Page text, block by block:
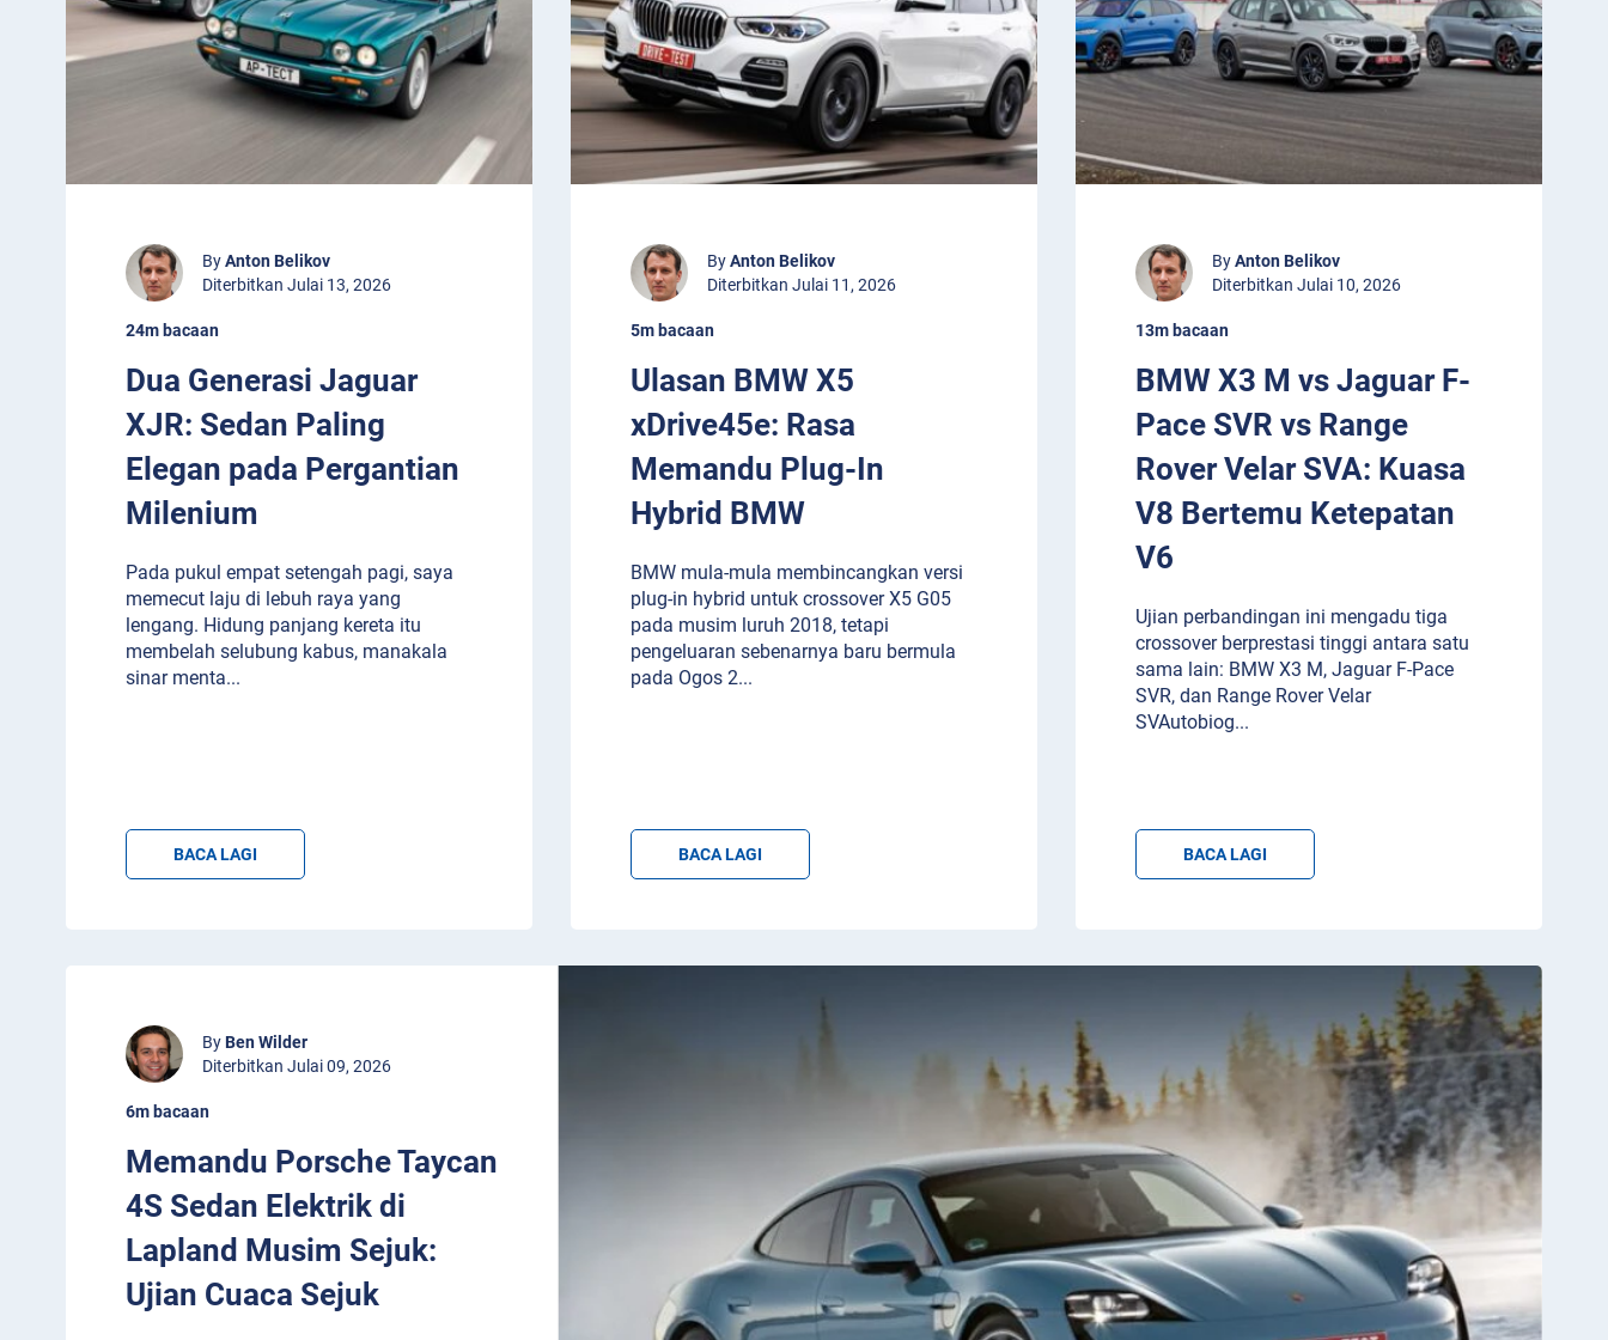
ByAnton Belikov
Diterbitkan Julai 13, 2026
24m bacaan
Dua Generasi Jaguar
XJR: Sedan Paling
Elegan pada Pergantian
Milenium
Pada pukul empat setengah pagi, saya
memecut laju di lebuh raya yang
lengang. Hidung panjang kereta itu
membelah selubung kabus, manakala
sinar menta...
BACA LAGI
ByAnton Belikov
Diterbitkan Julai 11, 2026
5m bacaan
Ulasan BMW X5
xDrive45e: Rasa
Memandu Plug-In
Hybrid BMW
BMW mula-mula membincangkan versi
plug-in hybrid untuk crossover X5 G05
pada musim luruh 2018, tetapi
pengeluaran sebenarnya baru bermula
pada Ogos 2...
BACA LAGI
By Anton Belikov
Diterbitkan Julai 10, 2026
13m bacaan
BMW X3 M vs Jaguar F-
Pace SVR vs Range
Rover Velar SVA: Kuasa
V8 Bertemu Ketepatan
V6
Ujian perbandingan ini mengadu tiga
crossover berprestasi tinggi antara satu
sama lain: BMW X3 M, Jaguar F-Pace
SVR, dan Range Rover Velar
SVAutobiog...
BACA LAGI
ByBen Wilder
Diterbitkan Julai 09, 2026
6m bacaan
Memandu Porsche Taycan
4S Sedan Elektrik di
Lapland Musim Sejuk:
Ujian Cuaca Sejuk